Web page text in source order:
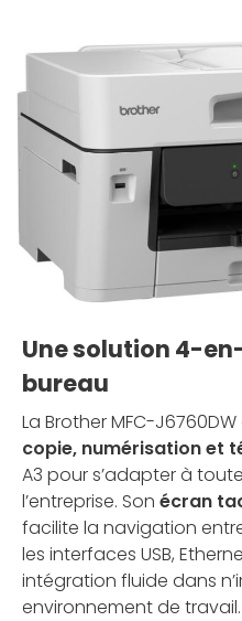
Une solution 4-
bureau
La Brother MFC-
copie, numérisation et
A3 pour s’adapter à
l’entreprise. Son écran
facilite la navigation
les interfaces USB,
intégration fluide dans
environnement de travail.